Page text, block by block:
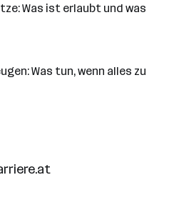
Was ist erlaubt und was
Was tun, wenn alles zu